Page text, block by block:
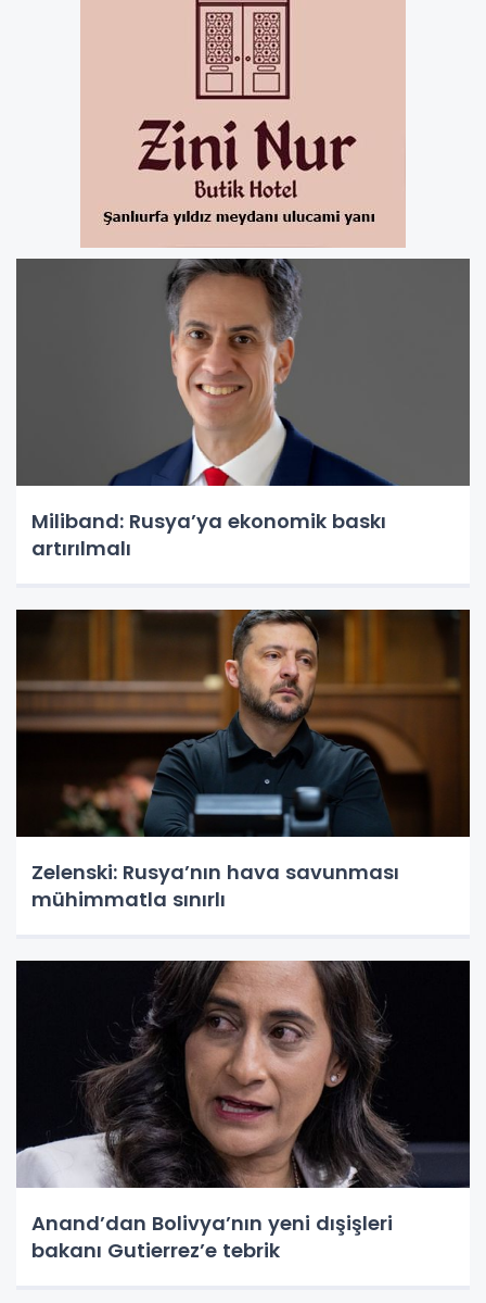
Miliband: Rusya’ya ekonomik baskı
artırılmalı
Zelenski: Rusya’nın hava savunması
mühimmatla sınırlı
Anand’dan Bolivya’nın yeni dışişleri
bakanı Gutierrez’e tebrik